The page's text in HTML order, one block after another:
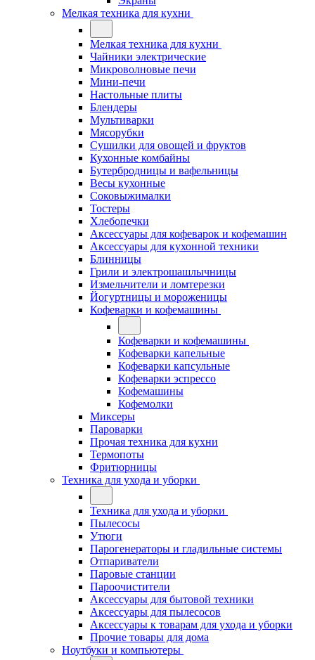
Мелкая техника для кухни
Мелкая техника для кухни
Чайники электрические
Микроволновые печи
Мини-печи
Настольные плиты
Блендеры
Мультиварки
Мясорубки
Сушилки для овощей и фруктов
Кухонные комбайны
Бутербродницы и вафельницы
Весы кухонные
Соковыжималки
Тостеры
Хлебопечки
Аксессуары для кофеварок и кофемашин
Аксессуары для кухонной техники
Блинницы
Грили и электрошашлычницы
Измельчители и ломтерезки
Йогуртницы и мороженицы
Кофеварки и кофемашины
Кофеварки и кофемашины
Кофеварки капельные
Кофеварки капсульные
Кофеварки эспрессо
Кофемашины
Кофемолки
Миксеры
Пароварки
Прочая техника для кухни
Термопоты
Фритюрницы
Техника для ухода и уборки
Техника для ухода и уборки
Пылесосы
Утюги
Парогенераторы и гладильные системы
Отпариватели
Паровые станции
Пароочистители
Аксессуары для бытовой техники
Аксессуары для пылесосов
Аксессуары к товарам для ухода и уборки
Прочие товары для дома
Ноутбуки и компьютеры